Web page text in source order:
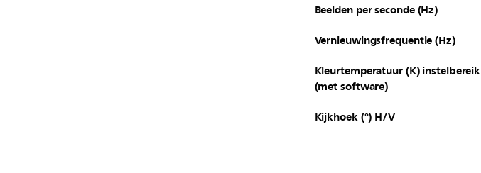
Beelden per seconde (Hz)
Vernieuwingsfrequentie (Hz)
Kleurtemperatuur (K) instelbereik
(met software)
Kijkhoek (°) H/V